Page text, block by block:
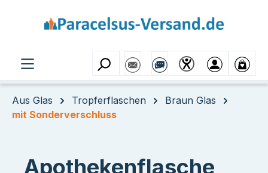
Aus Glas Tropferflaschen
Braun Glas
mit Sonderverschluss
Apothekenflasche